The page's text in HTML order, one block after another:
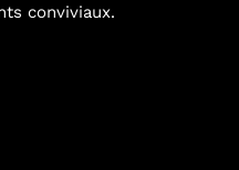
conviviaux.